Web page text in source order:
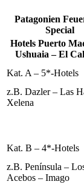
Patagonien
Special
Hotels Puerto
Ushuaia – El
Kat. A – 5*-Hotels
z.B. Dazler – Las
Xelena
Kat. B – 4*-Hotels
z.B. Península –
Acebos – Imago